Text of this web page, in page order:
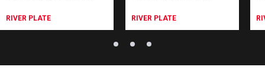
RIVER PLATE RIVER PLATE